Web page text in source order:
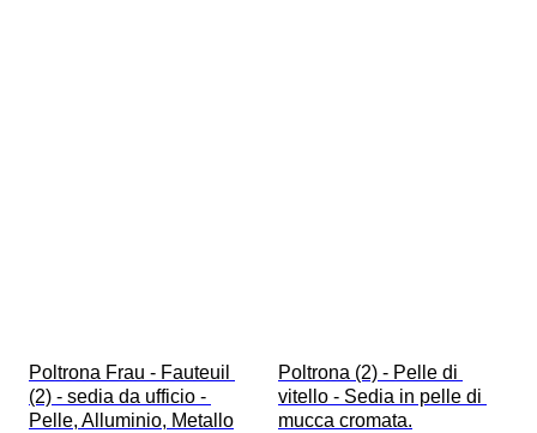
Poltrona Frau - Fauteuil
(2) - sedia da ufficio -
Pelle, Alluminio, Metallo
Poltrona (2) - Pelle di
vitello - Sedia in pelle di
mucca cromata.